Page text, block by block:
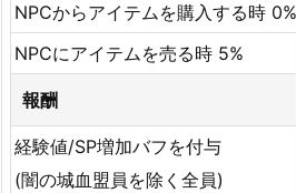
NPCからアイテムを購入する時 0%
NPCにアイテムを売る時 5%
報酬
経験値/SP増加バフを付与
(闇の城血盟員を除く全員)